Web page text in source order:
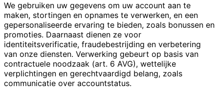
We gebruiken uw gegevens om uw account aan te
maken, stortingen en opnames te verwerken, en een
gepersonaliseerde ervaring te bieden, zoals bonussen en
promoties. Daarnaast dienen ze voor
identiteitsverificatie, fraudebestrijding en verbetering
van onze diensten. Verwerking gebeurt op basis van
contractuele noodzaak (art. 6 AVG), wettelijke
verplichtingen en gerechtvaardigd belang, zoals
communicatie over accountstatus.